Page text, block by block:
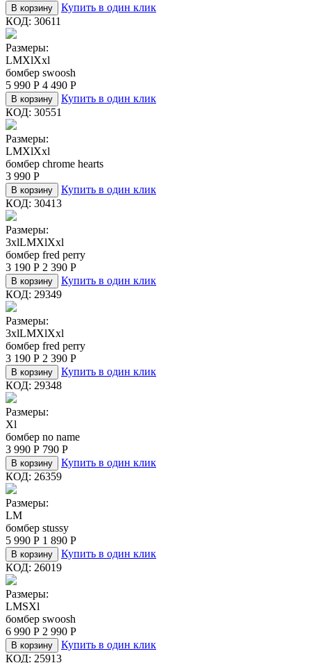
В корзину
Купить в один клик
КОД: 30611
Размеры:
LMXlXxl
бомбер swoosh
5 990 Р 4 490 Р
В корзину
Купить в один клик
КОД: 30551
Размеры:
LMXlXxl
бомбер chrome hearts
3 990 Р
В корзину
Купить в один клик
КОД: 30413
Размеры:
3xlLMXlXxl
бомбер fred perry
3 190 Р 2 390 Р
В корзину
Купить в один клик
КОД: 29349
Размеры:
3xlLMXlXxl
бомбер fred perry
3 190 Р 2 390 Р
В корзину
Купить в один клик
КОД: 29348
Размеры:
Xl
бомбер no name
3 990 Р 790 Р
В корзину
Купить в один клик
КОД: 26359
Размеры:
LM
бомбер stussy
5 990 Р 1 890 Р
В корзину
Купить в один клик
КОД: 26019
Размеры:
LMSXl
бомбер swoosh
6 990 Р 2 990 Р
В корзину
Купить в один клик
КОД: 25913